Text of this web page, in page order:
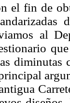
el fin de
al
diminutas